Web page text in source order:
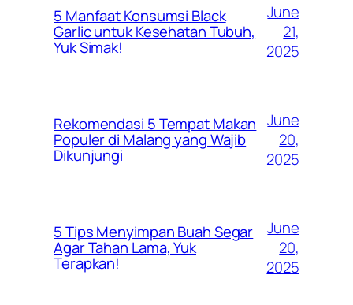
5 Manfaat Konsumsi Black
Garlic untuk Kesehatan Tubuh,
Yuk Simak!
June
21,
2025
Rekomendasi 5 Tempat Makan
Populer di Malang yang Wajib
Dikunjungi
June
20,
2025
5 Tips Menyimpan Buah Segar
Agar Tahan Lama, Yuk
Terapkan!
June
20,
2025